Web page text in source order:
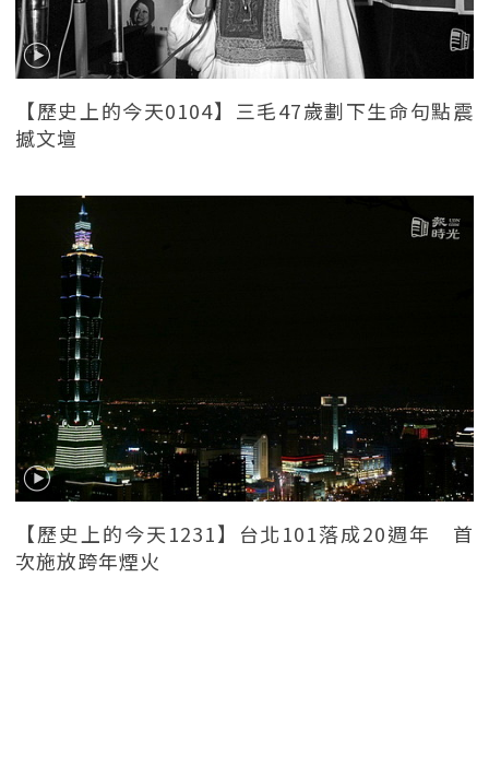
【歷史上的今天0104】三毛47歲劃下生命句點震
撼文壇
【歷史上的今天1231】台北101落成20週年 首
次施放跨年煙火